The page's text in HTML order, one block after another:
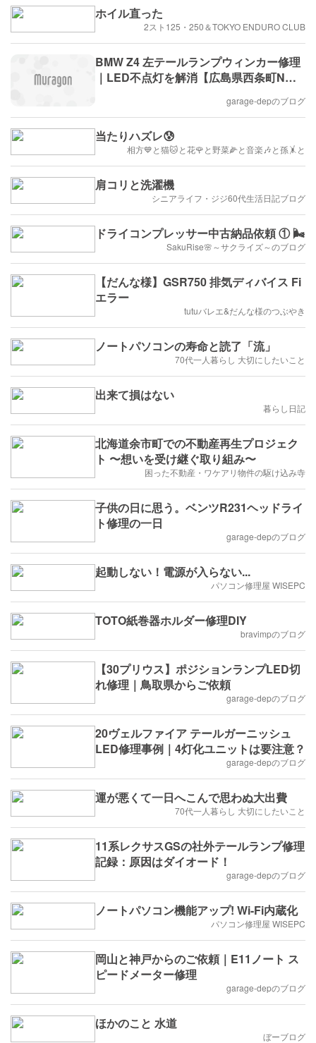
ホイル直った
2スト125・250＆TOKYO ENDURO CLUB
BMW Z4 左テールランプウィンカー修理
｜LED不点灯を解消【広島県西条町N様
garage-depのブログ
当たりハズレ😰
相方💙と猫🐱と花🌹と野菜🌽と音楽🎶と孫🤸と
肩コリと洗濯機
シニアライフ・ジジ60代生活日記ブログ
ドライコンプレッサー中古納品依頼 ① 🌬️
SakuRise🌸～サクライズ～のブログ
【だんな様】GSR750 排気ディバイス Fi
エラー
tutuバレエ&だんな様のつぶやき
ノートパソコンの寿命と読了「流」
70代一人暮らし 大切にしたいこと
出来て損はない
暮らし日記
北海道余市町での不動産再生プロジェク
ト 〜想いを受け継ぐ取り組み〜
困った不動産・ワケアリ物件の駆け込み寺
子供の日に思う。ベンツR231ヘッドライ
ト修理の一日
garage-depのブログ
起動しない！電源が入らない...
パソコン修理屋 WISEPC
TOTO紙巻器ホルダー修理DIY
bravimpのブログ
【30プリウス】ポジションランプLED切
れ修理｜鳥取県からご依頼
garage-depのブログ
20ヴェルファイア テールガーニッシュ
LED修理事例｜4灯化ユニットは要注意？
garage-depのブログ
運が悪くて一日へこんで思わぬ大出費
70代一人暮らし 大切にしたいこと
11系レクサスGSの社外テールランプ修理
記録：原因はダイオード！
garage-depのブログ
ノートパソコン機能アップ! Wi-Fi内蔵化
パソコン修理屋 WISEPC
岡山と神戸からのご依頼｜E11ノート ス
ピードメーター修理
garage-depのブログ
ほかのこと 水道
ぼーブログ